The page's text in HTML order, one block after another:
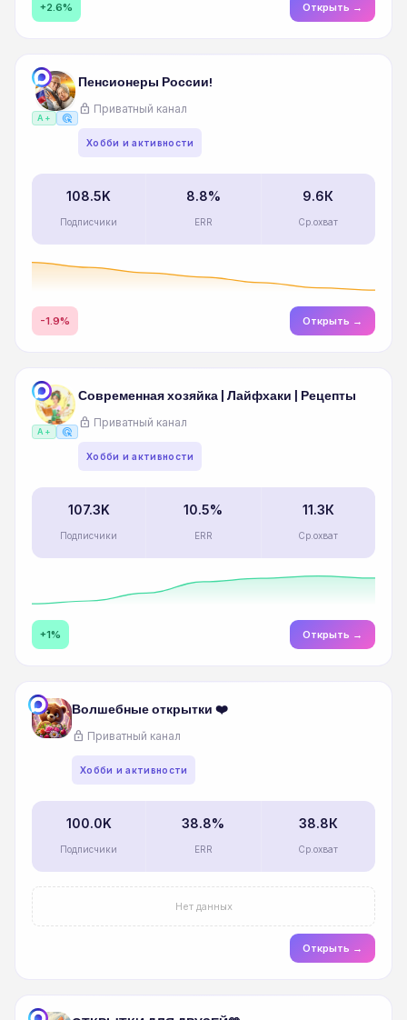
+2.6% Открыть →
A+ ads_click
Пенсионеры России!
lock Приватный канал
Хобби и активности
108.5K
Подписчики
8.8%
ERR
9.6К
Ср.охват
-1.9% Открыть →
A+ ads_click
Современная хозяйка | Лайфхаки | Рецепты
lock Приватный канал
Хобби и активности
107.3K
Подписчики
10.5%
ERR
11.3К
Ср.охват
+1% Открыть →
Волшебные открытки ❤️
lock Приватный канал
Хобби и активности
100.0K
Подписчики
38.8%
ERR
38.8К
Ср.охват
Нет данных
Открыть →